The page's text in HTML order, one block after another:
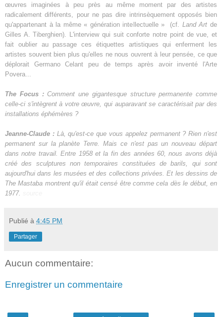
œuvres imaginées à peu près au même moment par des artistes
radicalement différents, pour ne pas dire intrinsèquement opposés bien
qu'appartenant à la même « génération intellectuelle » (cf. Land Art de
Gilles A. Tiberghien) . L'interview qui suit conforte notre point de vue ,et
fait oublier au passage ces étiquettes artistiques qui enferment les
artistes souvent bien plus qu'elles ne nous ouvrent à leur pensée , ce que
déplorait Germano Celant peu de temps après avoir inventé l'Arte
Povera...
The Focus:Comment une gigantesque structurepermanente comme
celle-ci s'intègrent à votre œuvre, qui auparavant se caractérisaitpar des
installations éphémères ?
Jeanne-Claude :Là, qu'est-ce que vous appelez permanent ? Rien n'est
permanent sur la planète Terre .Mais ce n'est pas un nouveau départ
dans notre travail. Entre 1958 et la fin des années 60,nous avons déjà
créé des sculptures non temporaires constituéesde barils , qui sont
aujourd'huidans les musées et des collections privées. Et les dessins de
TheMastaba montrent qu'il était censé être comme cela dès le début, en
1977.
Publié à 4:45 PM
Partager
Aucun commentaire:
Enregistrer un commentaire